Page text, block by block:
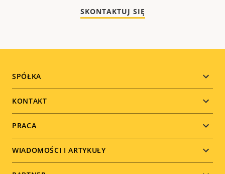
SKONTAKTUJ SIĘ
Footer
menu
SPÓŁKA
KONTAKT
PRACA
WIADOMOŚCI I ARTYKUŁY